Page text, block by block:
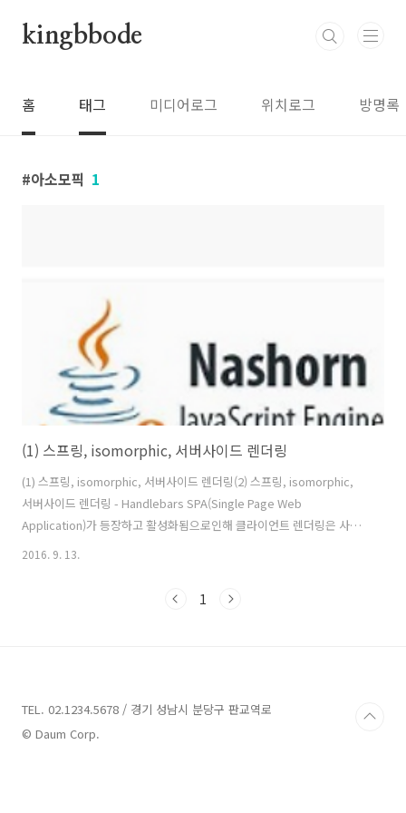
kingbbode
홈 태그 미디어로그 위치로그 방명록
아소모픽 1
(1) 스프링, isomorphic, 서버사이드 렌더링
(1) 스프링, isomorphic, 서버사이드 렌더링(2) 스프링, isomorphic,
서버사이드 렌더링 - Handlebars SPA(Single Page Web
Application)가 등장하고 활성화됨으로인해 클라이언트 렌더링은 사용
자에게 더 나은 경험을 제공하기 위한 중요한 요소가 되었습니다. 그렇다
할까 고민을 하게 됩니다. 어디까지 서버에서 렌더링해야 할까에서 고려
2016. 9. 13.
1
TEL. 02.1234.5678 / 경기 성남시 분당구 판교역로
© Daum Corp.